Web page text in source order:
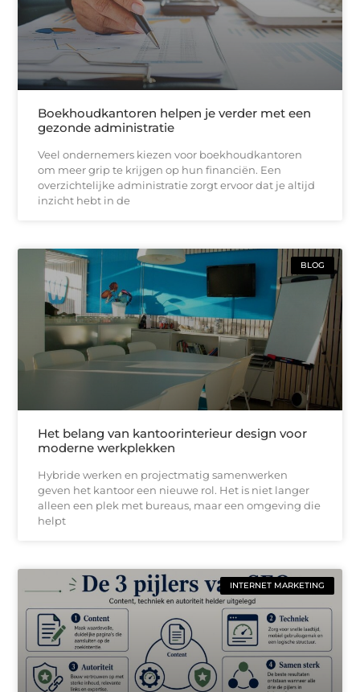
Boekhoudkantoren helpen je verder met een
gezonde administratie
Veel ondernemers kiezen voor boekhoudkantoren
om meer grip te krijgen op hun financiën. Een
overzichtelijke administratie zorgt ervoor dat je altijd
inzicht hebt in de
BLOG
Het belang van kantoorinterieur design voor
moderne werkplekken
Hybride werken en projectmatig samenwerken
geven het kantoor een nieuwe rol. Het is niet langer
alleen een plek met bureaus, maar een omgeving die
helpt
INTERNET MARKETING